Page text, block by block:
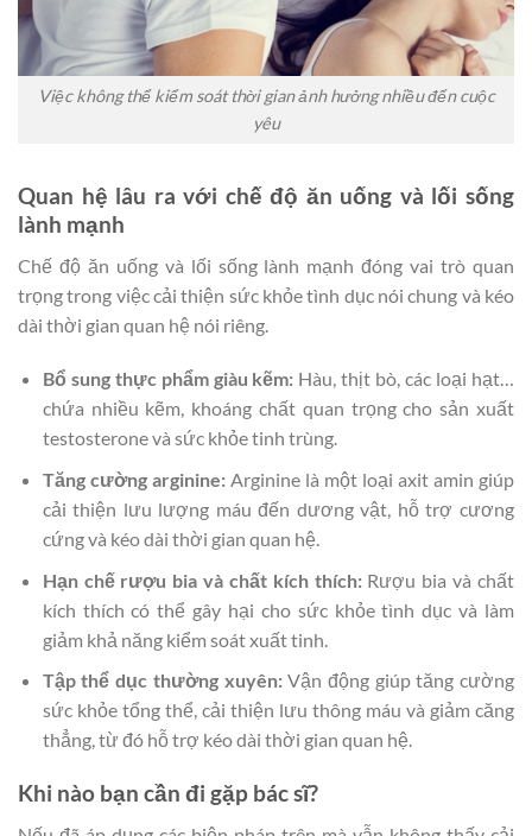
Việc không thể kiểm soát thời gian ảnh hưởng nhiều đến cuộc
yêu
Quan hệ lâu ra với chế độ ăn uống và lối sống
lành mạnh
Chế độ ăn uống và lối sống lành mạnh đóng vai trò quan
trọng trong việc cải thiện sức khỏe tình dục nói chung và kéo
dài thời gian quan hệ nói riêng.
Bổ sung thực phẩm giàu kẽm: Hàu, thịt bò, các loại hạt…
chứa nhiều kẽm, khoáng chất quan trọng cho sản xuất
testosterone và sức khỏe tinh trùng.
Tăng cường arginine:Arginine là một loại axit amin giúp
cải thiện lưu lượng máu đến dương vật, hỗ trợ cương
cứng và kéo dài thời gian quan hệ.
Hạn chế rượu bia và chất kích thích:Rượu bia và chất
kích thích có thể gây hại cho sức khỏe tình dục và làm
giảm khả năng kiểm soát xuất tinh.
Tập thể dục thường xuyên:Vận động giúp tăng cường
sức khỏe tổng thể, cải thiện lưu thông máu và giảm căng
thẳng, từ đó hỗ trợ kéo dài thời gian quan hệ.
Khi nào bạn cần đi gặp bác sĩ?